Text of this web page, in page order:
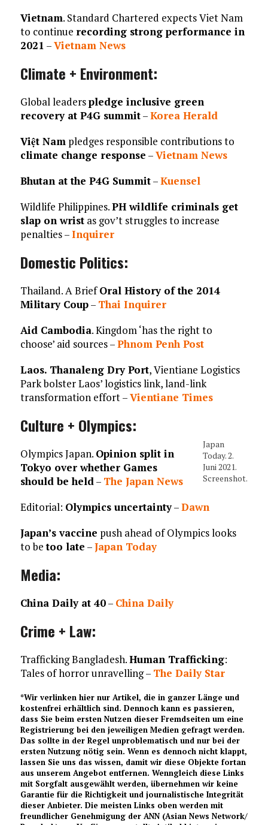
Vietnam. Standard Chartered expects Viet Nam
to continue recording strong performance in
2021 –Vietnam News
Climate + Environment:
Global leaderspledge inclusive green
recovery at P4G summit–Korea Herald
Việt Nampledges responsible contributions to
climate change response –Vietnam News
Bhutan at the P4G Summit–Kuensel
Wildlife Philippines.PH wildlife criminals get
slap on wristas gov’t struggles to increase
penalties –Inquirer
Domestic Politics:
Thailand. A BriefOral History of the 2014
Military Coup– Thai Inquirer
Aid Cambodia. Kingdom ‘has the right to
choose’ aid sources –Phnom Penh Post
Laos. Thanaleng Dry Port, Vientiane Logistics
Park bolster Laos’ logistics link, land-link
transformation effort –Vientiane Times
Japan
Today. 2.
Juni 2021.
Screenshot.
Culture + Olympics:
Olympics Japan. Opinion split in
Tokyo over whether Games
should be held– The Japan News
Editorial: Olympics uncertainty–Dawn
Japan’s vaccine push ahead of Olympics looks
to betoo late –Japan Today
Media:
China Daily at 40– China Daily
Crime + Law:
Trafficking Bangladesh.Human Trafficking:
Tales of horror unravelling – The Daily Star
*Wir verlinken hier nur Artikel, die in ganzer Länge und
kostenfrei erhältlich sind. Dennoch kann es passieren,
dass Sie beim ersten Nutzen dieser Fremdseiten um eine
Registrierung bei den jeweiligen Medien gefragt werden.
Das sollte in der Regel unproblematisch und nur bei der
ersten Nutzung nötig sein. Wenn es dennoch nicht klappt,
lassen Sie uns das wissen, damit wir diese Objekte fortan
aus unserem Angebot entfernen. Wenngleich diese Links
mit Sorgfalt ausgewählt werden, übernehmen wir keine
Garantie für die Richtigkeit und journalistische Integrität
dieser Anbieter. Die meisten Links oben werden mit
freundlicher Genehmigung der ANN (Asian News Network/